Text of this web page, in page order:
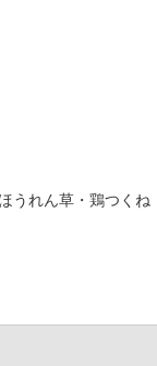
れん草・鶏つくね